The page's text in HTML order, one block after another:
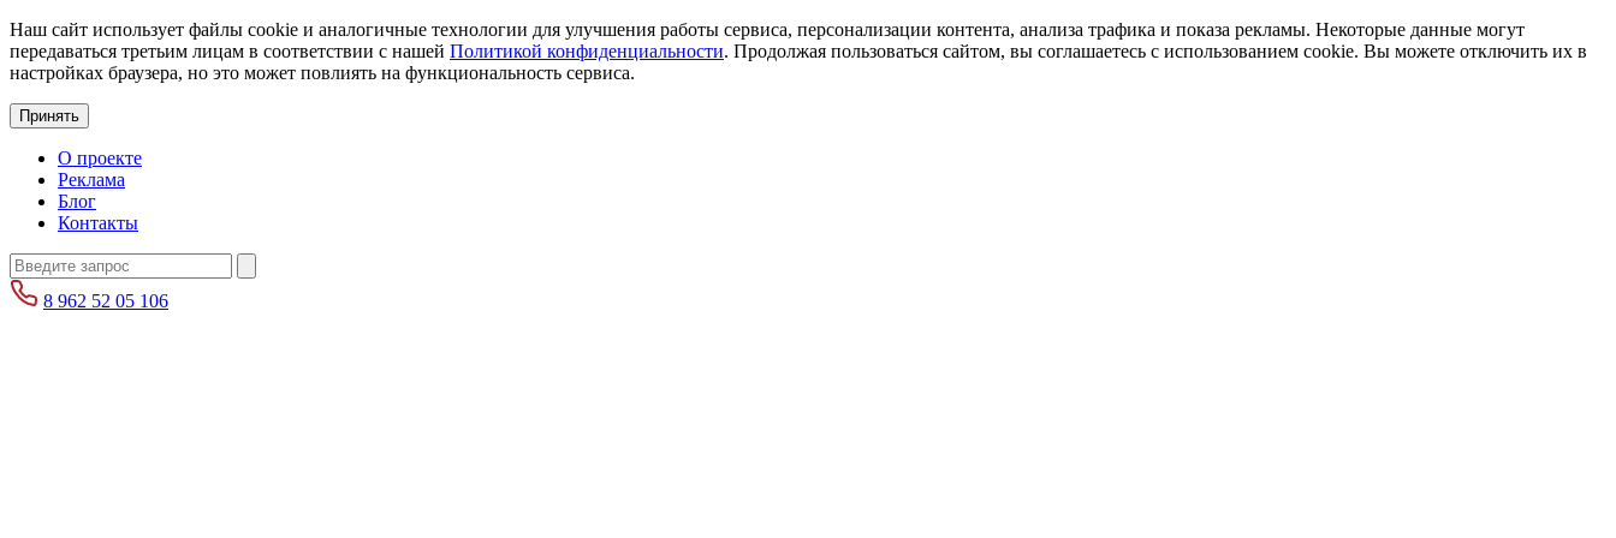
Наш сайт использует файлы cookie и аналогичные технологии для улучшения работы сервиса, персонализации контента, анализа трафика и показа рекламы. Некоторые данные могут
передаваться третьим лицам в соответствии с нашей Политикой конфиденциальности. Продолжая пользоваться сайтом, вы соглашаетесь с использованием cookie. Вы можете отключить их в
настройках браузера, но это может повлиять на функциональность сервиса.
Принять
О проекте
Реклама
Блог
Контакты
8 962 52 05 106